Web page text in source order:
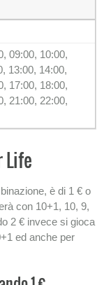
09:00, 10:00,
13:00, 14:00,
17:00, 18:00,
21:00, 22:00,
è di 1 € o
con 10+1, 10, 9,
2 € invece si gioca
ed anche per